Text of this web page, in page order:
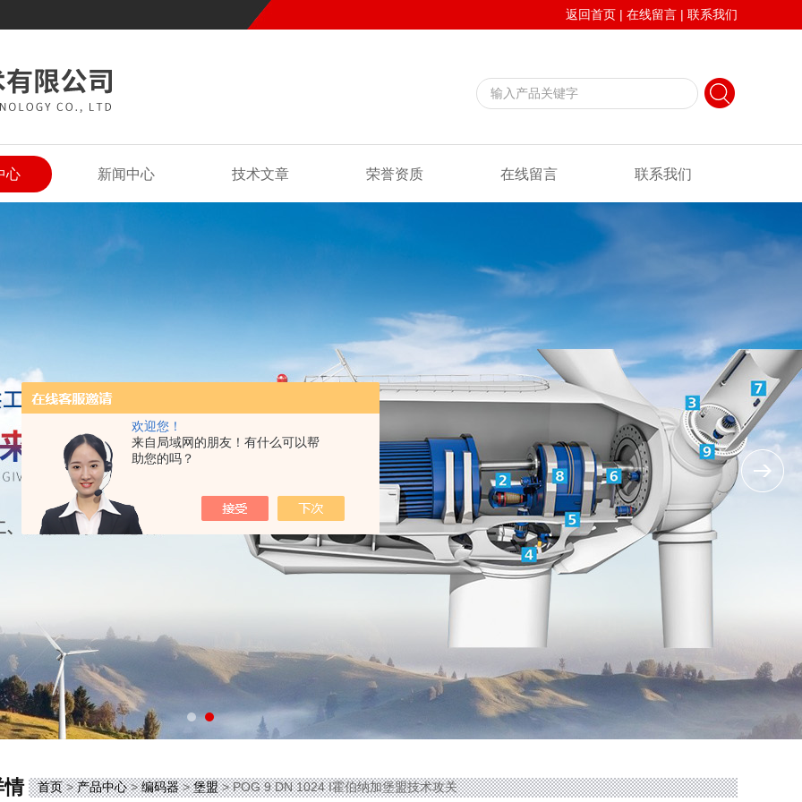
欢迎您！
来自局域网的朋友！有什么可以帮
助您的吗？
返回首页 | 在线留言 | 联系我们
心 新闻中心 技术文章 荣誉资质 在线留言 联系我们
情 首页>产品中心>编码器>堡盟> POG 9 DN 1024 I霍伯纳加堡盟技术攻关